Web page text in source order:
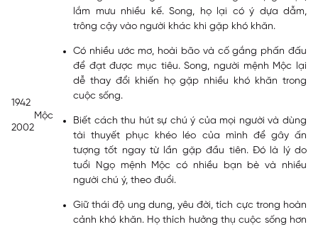
lắm mưu nhiều kế. Song, họ lại có ý dựa dẫm,
trông cậy vào người khác khi gặp khó khăn.
1942
2002
Mộc
Có nhiều ước mơ, hoài bão và cố gắng phấn đấu
để đạt được mục tiêu. Song, người mệnh Mộc lại
dễ thay đổi khiến họ gặp nhiều khó khăn trong
cuộc sống.
Biết cách thu hút sự chú ý của mọi người và dùng
tài thuyết phục khéo léo của mình để gây ấn
tượng tốt ngay từ lần gặp đầu tiên. Đó là lý do
tuổi Ngọ mệnh Mộc có nhiều bạn bè và nhiều
người chú ý, theo đuổi.
Giữ thái độ ung dung, yêu đời, tích cực trong hoàn
cảnh khó khăn. Họ thích hưởng thụ cuộc sống hơn